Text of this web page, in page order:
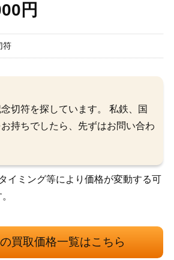
円
符
切符を探しています。 私鉄、国
持ちでしたら、先ずはお問い合わ
イミング等により価格が変動する可
買取価格一覧はこちら